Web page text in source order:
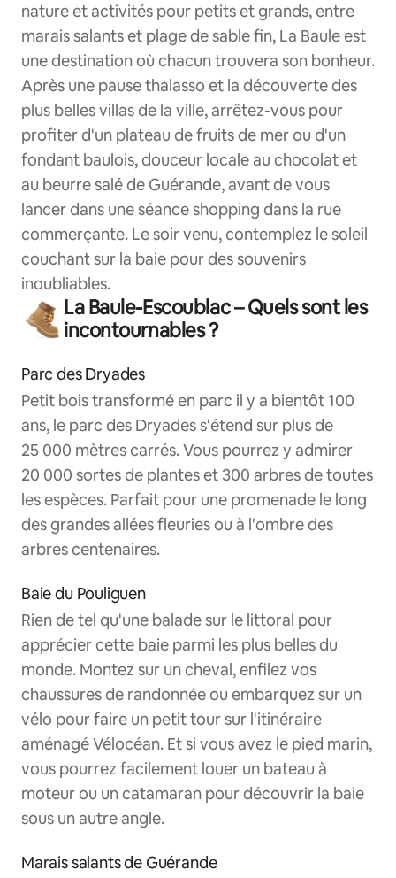
nature et activités pour petits et grands, entre
marais salants et plage de sable fin, La Baule est
une destination où chacun trouvera son bonheur.
Après une pause thalasso et la découverte des
plus belles villas de la ville, arrêtez-vous pour
profiter d'un plateau de fruits de mer ou d'un
fondant baulois, douceur locale au chocolat et
au beurre salé de Guérande, avant de vous
lancer dans une séance shopping dans la rue
commerçante. Le soir venu, contemplez le soleil
couchant sur la baie pour des souvenirs
inoubliables.
La Baule-Escoublac – Quels sont les
incontournables ?
Parc des Dryades
Petit bois transformé en parc il y a bientôt 100
ans, le parc des Dryades s'étend sur plus de
25 000 mètres carrés. Vous pourrez y admirer
20 000 sortes de plantes et 300 arbres de toutes
les espèces. Parfait pour une promenade le long
des grandes allées fleuries ou à l'ombre des
arbres centenaires.
Baie du Pouliguen
Rien de tel qu'une balade sur le littoral pour
apprécier cette baie parmi les plus belles du
monde. Montez sur un cheval, enfilez vos
chaussures de randonnée ou embarquez sur un
vélo pour faire un petit tour sur l'itinéraire
aménagé Vélocéan. Et si vous avez le pied marin,
vous pourrez facilement louer un bateau à
moteur ou un catamaran pour découvrir la baie
sous un autre angle.
Marais salants de Guérande